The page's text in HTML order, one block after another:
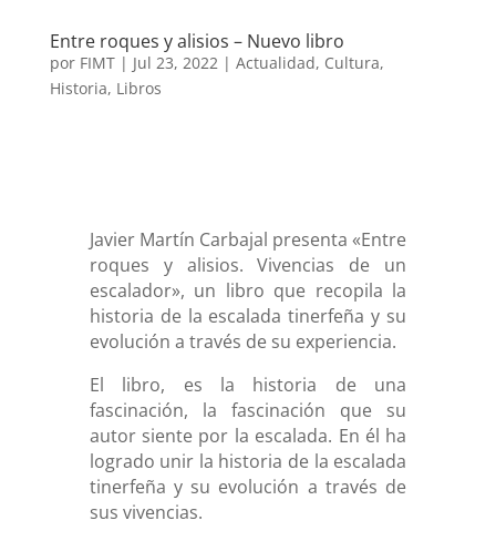
Entre roques y alisios – Nuevo libro
por FIMT| Jul 23, 2022| Actualidad, Cultura,
Historia, Libros
Javier Martín Carbajal presenta «Entre
roques y alisios. Vivencias de un
escalador», un libro que recopila la
historia de la escalada tinerfeña y su
evolución a través de su experiencia.
El libro, es la historia de una
fascinación, la fascinación que su
autor siente por la escalada. En él ha
logrado unir la historia de la escalada
tinerfeña y su evolución a través de
sus vivencias.